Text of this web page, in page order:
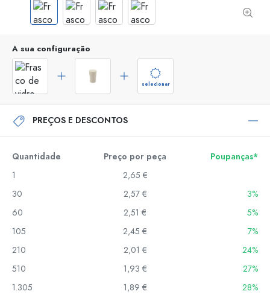
A sua configuração
selecionar
PREÇOS E DESCONTOS
Quantidade Preço por peça
Poupanças*
1
2,65 €
30
2,57 €
3%
60
2,51 €
5%
105
2,45 €
7%
210
2,01 €
24%
510
1,93 €
27%
1.305
1,89 €
28%